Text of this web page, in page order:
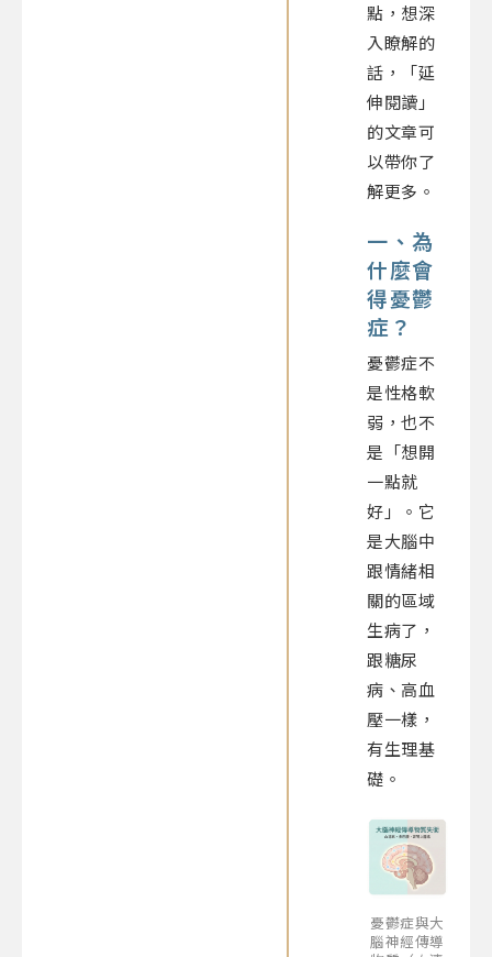
點，想深
入瞭解的
話，「延
伸閱讀」
的文章可
以帶你了
解更多。
一、為
什麼會
得憂鬱
症？
憂鬱症不
是性格軟
弱，也不
是「想開
一點就
好」。它
是大腦中
跟情緒相
關的區域
生病了，
跟糖尿
病、高血
壓一樣，
有生理基
礎。
憂鬱症與大
腦神經傳導